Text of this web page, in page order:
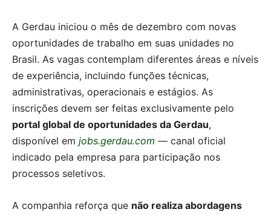
A Gerdau iniciou o mês de dezembro com novas
oportunidades de trabalho em suas unidades no
Brasil. As vagas contemplam diferentes áreas e níveis
de experiência, incluindo funções técnicas,
administrativas, operacionais e estágios. As
inscrições devem ser feitas exclusivamente pelo
portal global de oportunidades da Gerdau,
disponível em jobs.gerdau.com — canal oficial
indicado pela empresa para participação nos
processos seletivos.
A companhia reforça que não realiza abordagens